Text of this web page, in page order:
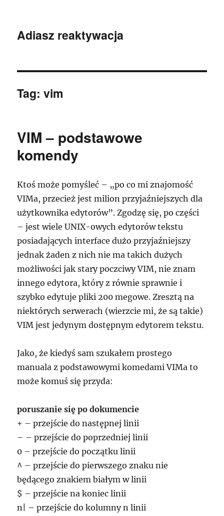
Adiasz reaktywacja
Tag:vim
VIM – podstawowe
komendy
Ktoś może pomyśleć – „po co mi znajomość
VIMa, przecież jest milion przyjaźniejszych dla
użytkownika edytorów”. Zgodzę się, po części
– jest wiele UNIX-owych edytorów tekstu
posiadających interface dużo przyjaźniejszy
jednak żaden z nich nie ma takich dużych
możliwości jak stary poczciwy VIM, nie znam
innego edytora, który z równie sprawnie i
szybko edytuje pliki 200 megowe. Zresztą na
niektórych serwerach (wierzcie mi, że są takie)
VIM jest jedynym dostępnym edytorem tekstu.
Jako, że kiedyś sam szukałem prostego
manuala z podstawowymi komedami VIMa to
może komuś się przyda:
poruszanie się po dokumencie
+ – przejście do następnej linii
– – przejście do poprzedniej linii
0 – przejście do początku linii
^ – przejście do pierwszego znaku nie
będącego znakiem białym w linii
$ – przejście na koniec linii
n| – przejście do kolumny n linii